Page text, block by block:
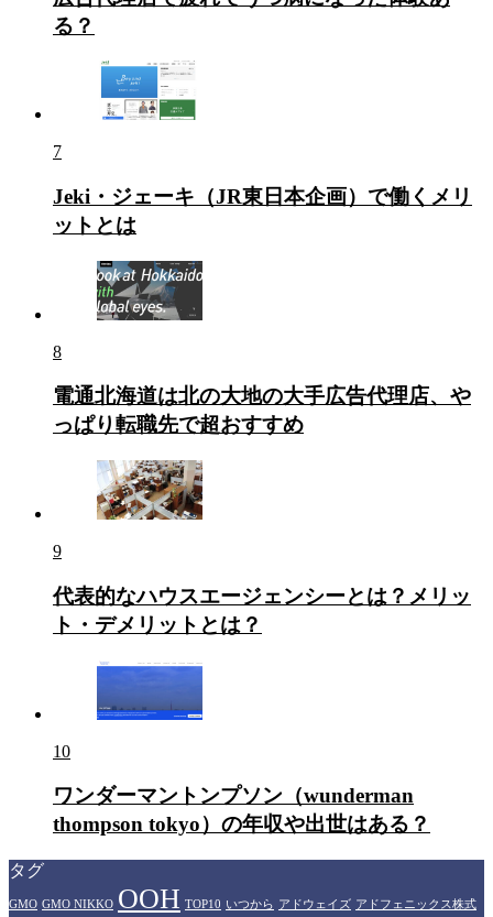
る？
7
Jeki・ジェーキ（JR東日本企画）で働くメリ
ットとは
8
電通北海道は北の大地の大手広告代理店、や
っぱり転職先で超おすすめ
9
代表的なハウスエージェンシーとは？メリッ
ト・デメリットとは？
10
ワンダーマントンプソン（wunderman
thompson tokyo）の年収や出世はある？
タグ
GMO GMO NIKKO OOH TOP10 いつから アドウェイズ アドフェニックス株式